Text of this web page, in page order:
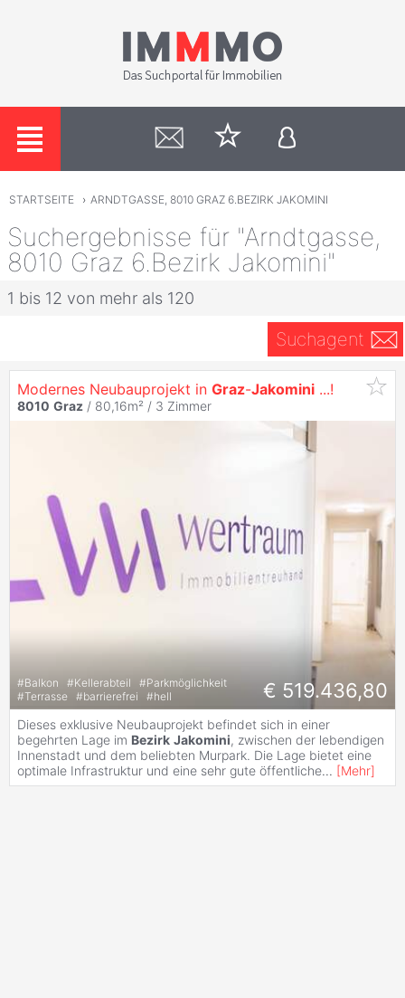
STARTSEITE › ARNDTGASSE, 8010 GRAZ 6.BEZIRK JAKOMINI
Suchergebnisse für "Arndtgasse,
8010 Graz 6.Bezirk Jakomini"
1 bis 12 von mehr als 120
Suchagent
Modernes Neubauprojekt in Graz-Jakomini ...!
8010 Graz / 80,16m² / 3 Zimmer
#Balkon #Kellerabteil #Parkmöglichkeit
#Terrasse #barrierefrei #hell € 519.436,80
Dieses exklusive Neubauprojekt befindet sich in einer
begehrten Lage im Bezirk Jakomini, zwischen der lebendigen
Innenstadt und dem beliebten Murpark. Die Lage bietet eine
optimale Infrastruktur und eine sehr gute öffentliche... [Mehr]